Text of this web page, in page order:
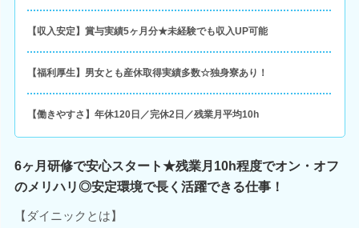
【収入安定】賞与実績5ヶ月分★未経験でも収入UP可能
【福利厚生】男女とも産休取得実績多数☆独身寮あり！
【働きやすさ】年休120日／完休2日／残業月平均10h
6ヶ月研修で安心スタート★残業月10h程度でオン・オフ
のメリハリ◎安定環境で長く活躍できる仕事！
【ダイニックとは】